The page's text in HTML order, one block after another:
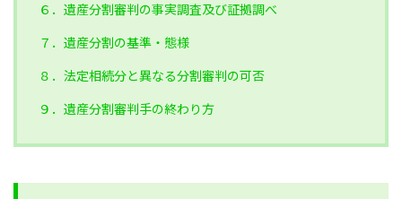
６．遺産分割審判の事実調査及び証拠調べ
７．遺産分割の基準・態様
８．法定相続分と異なる分割審判の可否
９．遺産分割審判手の終わり方